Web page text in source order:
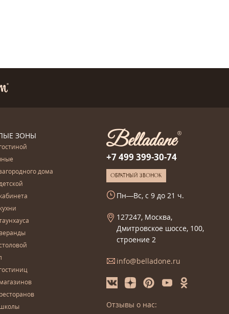
ЗОНЫ
дома
+7 499 399-30-74
ОБРАТНЫЙ ЗВОНОК
Пн—Вс, с 9 до 21 ч.
127247, Москва,
Дмитровское шоссе, 100,
строение 2
info@belladone.ru
Отзывы о нас: